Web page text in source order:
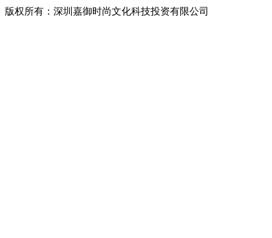
版权所有：深圳嘉御时尚文化科技投资有限公司